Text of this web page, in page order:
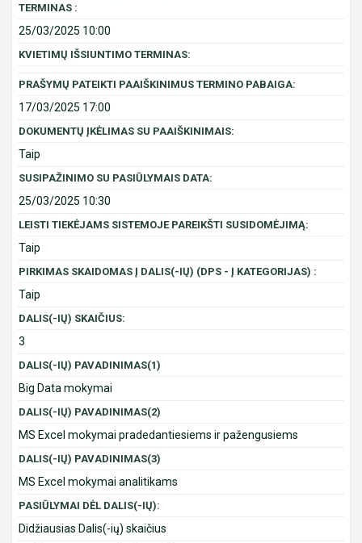
TERMINAS :
25/03/2025 10:00
KVIETIMŲ IŠSIUNTIMO TERMINAS:
PRAŠYMŲ PATEIKTI PAAIŠKINIMUS TERMINO PABAIGA:
17/03/2025 17:00
DOKUMENTŲ ĮKĖLIMAS SU PAAIŠKINIMAIS:
Taip
SUSIPAŽINIMO SU PASIŪLYMAIS DATA:
25/03/2025 10:30
LEISTI TIEKĖJAMS SISTEMOJE PAREIKŠTI SUSIDOMĖJIMĄ:
Taip
PIRKIMAS SKAIDOMAS Į DALIS(-IŲ) (DPS - Į KATEGORIJAS) :
Taip
DALIS(-IŲ) SKAIČIUS:
3
DALIS(-IŲ) PAVADINIMAS(1)
Big Data mokymai
DALIS(-IŲ) PAVADINIMAS(2)
MS Excel mokymai pradedantiesiems ir pažengusiems
DALIS(-IŲ) PAVADINIMAS(3)
MS Excel mokymai analitikams
PASIŪLYMAI DĖL DALIS(-IŲ):
Didžiausias Dalis(-ių) skaičius